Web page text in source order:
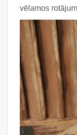
vēlamos